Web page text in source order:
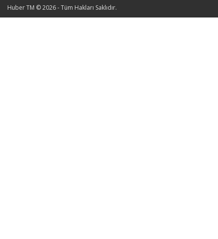
Huber TM © 2026 - Tüm Hakları Saklıdır.